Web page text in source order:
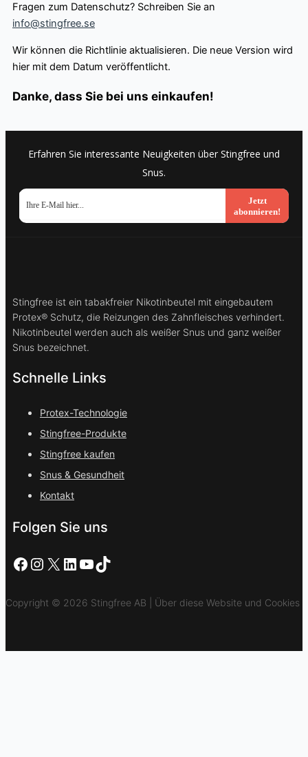
Fragen zum Datenschutz? Schreiben Sie an
info@stingfree.se
Wir können die Richtlinie aktualisieren. Die neue Version wird
hier mit dem Datum veröffentlicht.
Danke, dass Sie bei uns einkaufen!
Erfahren Sie interessante Neuigkeiten über Stingfree und
Snus.
Jetzt
abonnieren!
Stingfree ist ein tabakfreier Nikotinbeutel mit eingebautem
Protex® Schutz, die Reizungen des Zahnfleisches verhindert.
Nikotinbeutel werden auch als weißer Snus und ganz weißer
Snus bezeichnet.
Schnelle Links
Protex-Technologie
Stingfree-Produkte
Stingfree kaufen
Snus & Gesundheit
Kontakt
Folgen Sie uns
Facebook
Instagram
X LinkedIn
YouTube
TikTok
Copyright © 2026 Stingfree AB | Über diese Website und Cookies